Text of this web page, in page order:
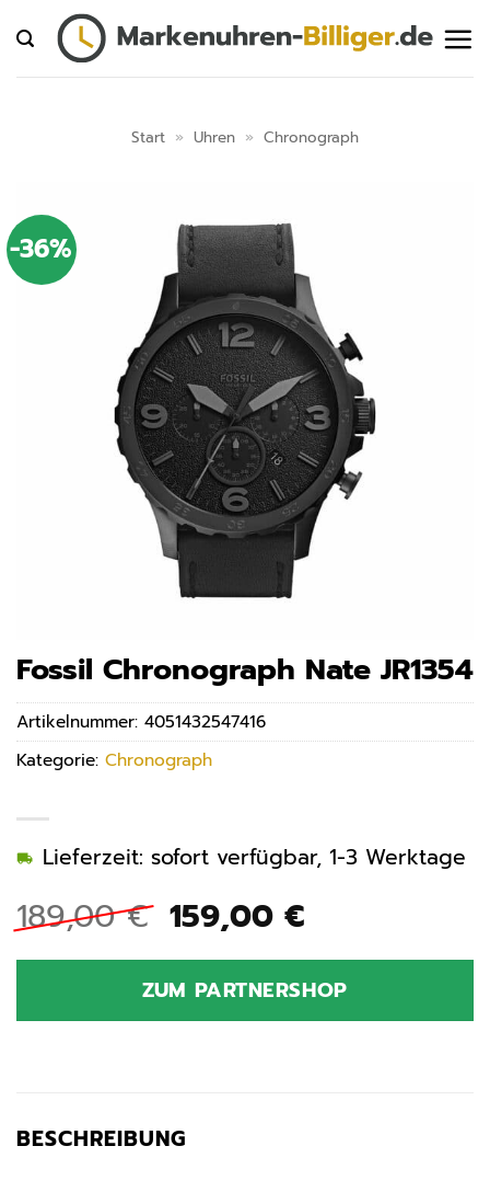
Inhalt
springen
Start » Uhren » Chronograph
-36%
Fossil Chronograph Nate JR1354
189,00€ Ursprünglicher
Preis
war:
189,00 €
159,00 €Aktueller
ist:
159,00 €.
Lieferzeit: sofort verfügbar, 1-3 Werktage
ZUM PARTNERSHOP
Artikelnummer: 4051432547416
Kategorie: Chronograph
BESCHREIBUNG